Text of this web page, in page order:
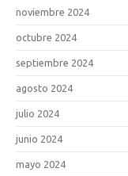
noviembre 2024
octubre 2024
septiembre 2024
agosto 2024
julio 2024
junio 2024
mayo 2024